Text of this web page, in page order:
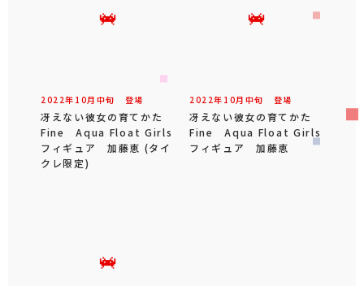
2022年 10月 中旬 登場
冴えない彼女の育てかた
Fine Aqua Float Girls
フィギュア 加藤恵 (タイ
クレ限定)
2022年 10月 中旬 登場
冴えない彼女の育てかた
Fine Aqua Float Girls
フィギュア 加藤恵